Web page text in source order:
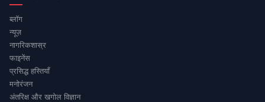
ब्लॉग
न्यूज़
नागरिकशास्र
फाइनेंस
प्रसिद्ध हस्तियाँ
मनोरंजन
अंतरिक्ष और खगोल विज्ञान